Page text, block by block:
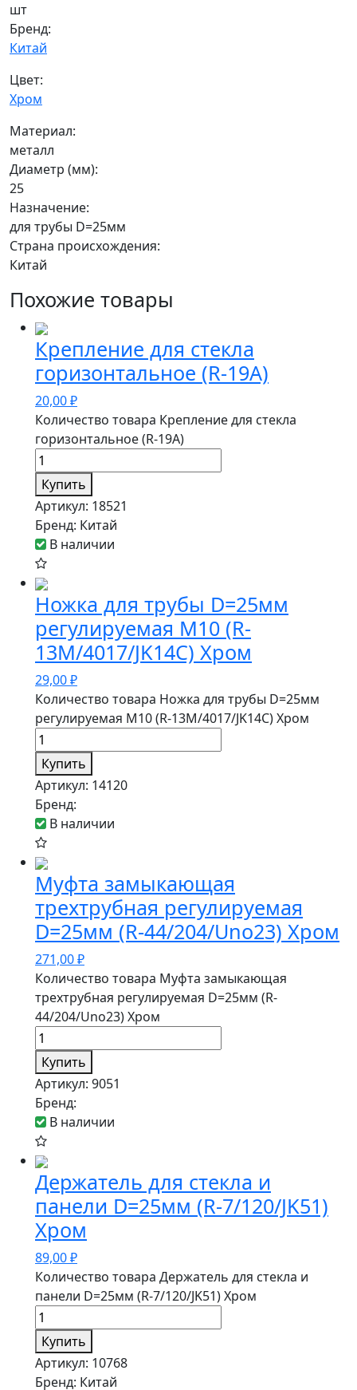
шт
Бренд:
Китай
Цвет:
Хром
Материал:
металл
Диаметр (мм):
25
Назначение:
для трубы D=25мм
Страна происхождения:
Китай
Похожие товары
Крепление для стекла
горизонтальное (R-19A)
20,00₽
Количество товара Крепление для стекла
горизонтальное (R-19A)
Купить
Артикул: 18521
Бренд: Китай
В наличии
Ножка для трубы D=25мм
регулируемая М10 (R-
13M/4017/JK14C) Хром
29,00₽
Количество товара Ножка для трубы D=25мм
регулируемая М10 (R-13M/4017/JK14C) Хром
Купить
Артикул: 14120
Бренд:
В наличии
Муфта замыкающая
трехтрубная регулируемая
D=25мм (R-44/204/Uno23) Хром
271,00₽
Количество товара Муфта замыкающая
трехтрубная регулируемая D=25мм (R-
44/204/Uno23) Хром
Купить
Артикул: 9051
Бренд:
В наличии
Держатель для стекла и
панели D=25мм (R-7/120/JK51)
Хром
89,00₽
Количество товара Держатель для стекла и
панели D=25мм (R-7/120/JK51) Хром
Купить
Артикул: 10768
Бренд: Китай